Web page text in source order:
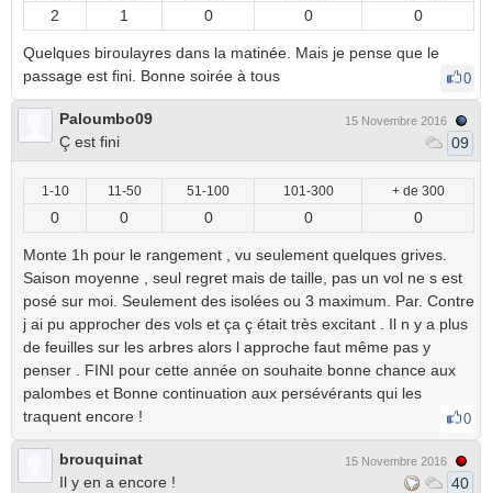
2 1 0 0 0
Quelques biroulayres dans la matinée. Mais je pense que le
passage est fini. Bonne soirée à tous
0
Paloumbo09
Ç est fini
15 Novembre 2016
09
1-10 11-50 51-100 101-300 + de 300
0 0 0 0 0
Monte 1h pour le rangement , vu seulement quelques grives.
Saison moyenne , seul regret mais de taille, pas un vol ne s est
posé sur moi. Seulement des isolées ou 3 maximum. Par. Contre
j ai pu approcher des vols et ça ç était très excitant . Il n y a plus
de feuilles sur les arbres alors l approche faut même pas y
penser . FINI pour cette année on souhaite bonne chance aux
palombes et Bonne continuation aux persévérants qui les
traquent encore !
0
brouquinat
Il y en a encore !
15 Novembre 2016
40